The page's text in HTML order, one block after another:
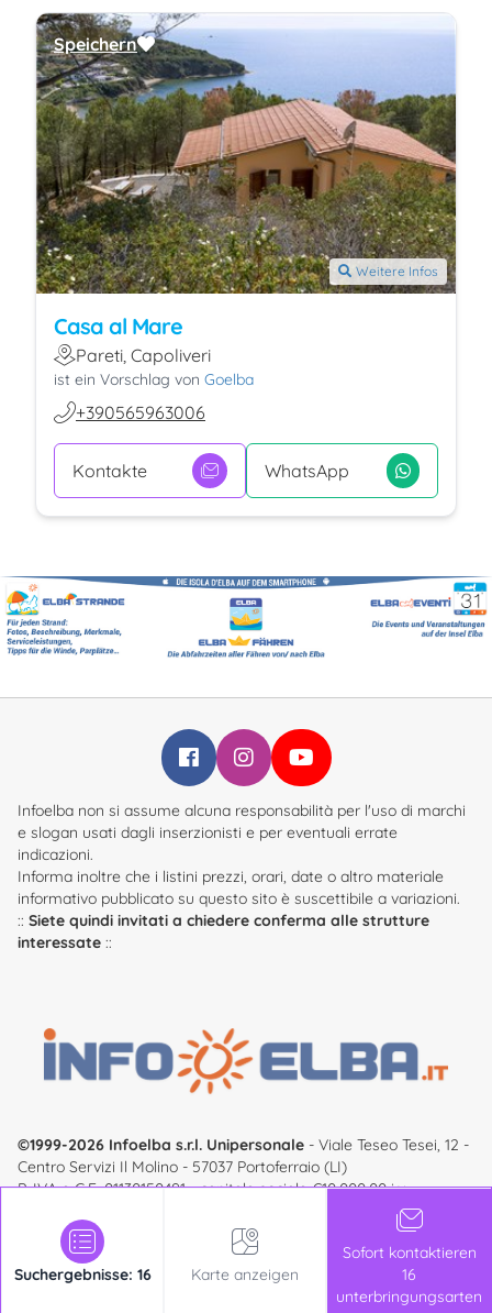
Weitere Infos
Casa al Mare
Pareti, Capoliveri
ist ein Vorschlag von Goelba
+390565963006
Kontakte WhatsApp
Speichern
Suchergebnisse: 16 Karte anzeigen
Sofort kontaktieren
16
unterbringungsarten
Infoelba su Facebook
Infoelba su Instagram
Infoelba su YouTube
Infoelba non si assume alcuna responsabilità per l'uso di marchi
e slogan usati dagli inserzionisti e per eventuali errate
indicazioni.
Informa inoltre che i listini prezzi, orari, date o altro materiale
informativo pubblicato su questo sito è suscettibile a variazioni.
:: Siete quindi invitati a chiedere conferma alle strutture
interessate ::
©1999-2026 Infoelba s.r.l. Unipersonale - Viale Teseo Tesei, 12 -
Centro Servizi Il Molino - 57037 Portoferraio (LI)
P. IVA e C.F. 01130150491 - capitale sociale €10.000,00 i.v. -
registro imprese numero 01130150491 - REA: LI - 100635
infoelba® ist eine registrierte marke - alle rechte sind
vorbehalten -
Accesso all'area riservata